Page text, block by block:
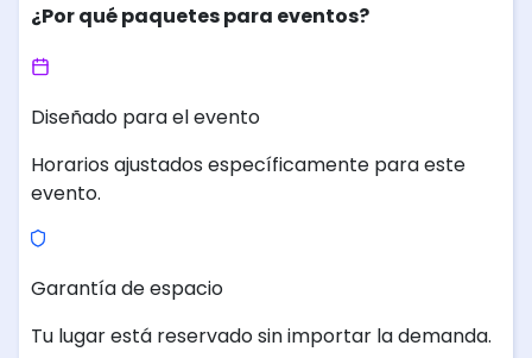
¿Por qué paquetes para eventos?
Diseñado para el evento
Horarios ajustados específicamente para este
evento.
Garantía de espacio
Tu lugar está reservado sin importar la demanda.